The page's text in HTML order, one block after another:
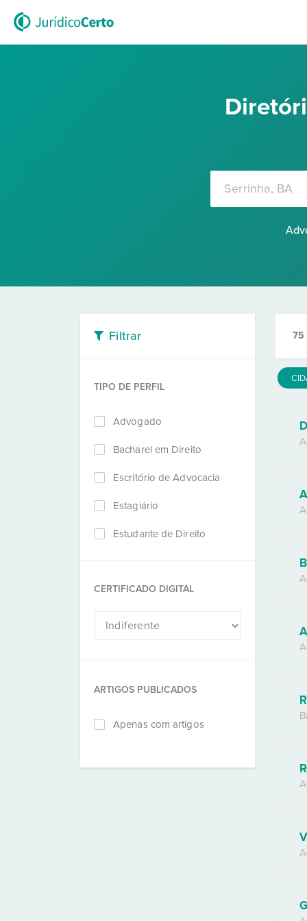
Filtrar
TIPO DE PERFIL
Advogado
Bacharel em Direito
Escritório de Advocacia
Estagiário
Estudante de Direito
CERTIFICADO DIGITAL
ARTIGOS PUBLICADOS
Apenas com artigos
75